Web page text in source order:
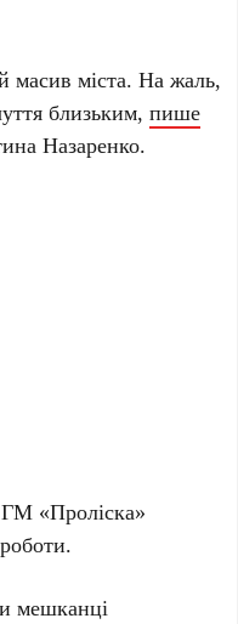
масив міста. На жаль,
близьким,пише
Назаренко.
ГМ «Проліска»
мешканці